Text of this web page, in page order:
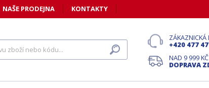
NAŠE PRODEJNA KONTAKTY
ZÁKAZNICKÁ
+420 477
NAD 9 999 KČ
DOPRAVA